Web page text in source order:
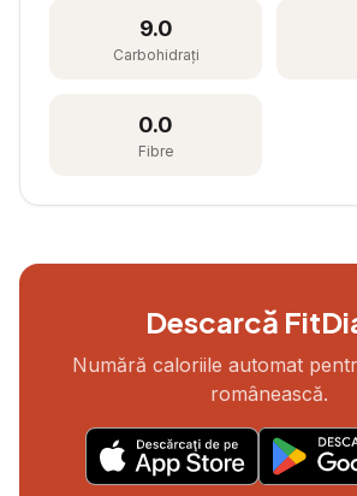
9.0
Carbohidrați
0.0
Fibre
Descarcă
Numără caloriile automat
românească.